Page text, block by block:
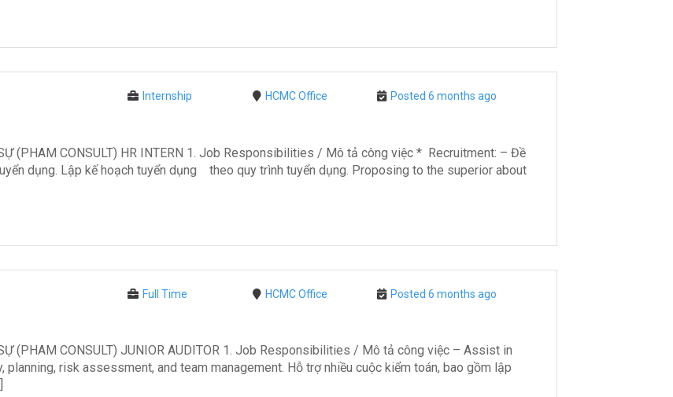
Internship HCMC Office Posted 6 months ago
(PHAM CONSULT) HR INTERN 1. Job Responsibilities / Mô tả công việc * Recruitment: – Đề
dụng. Lập kế hoạch tuyển dụng theo quy trình tuyển dụng. Proposing to the superior about
Full Time HCMC Office Posted 6 months ago
(PHAM CONSULT) JUNIOR AUDITOR 1. Job Responsibilities / Mô tả công việc – Assist in
risk assessment, and team management. Hỗ trợ nhiều cuộc kiểm toán, bao gồm lập